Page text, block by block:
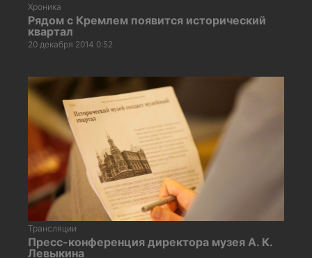
Хроника
Рядом с Кремлем появится исторический
квартал
20 декабря 2014 0:52
Трансляции
Пресс-конференция директора музея А. К.
Левыкина